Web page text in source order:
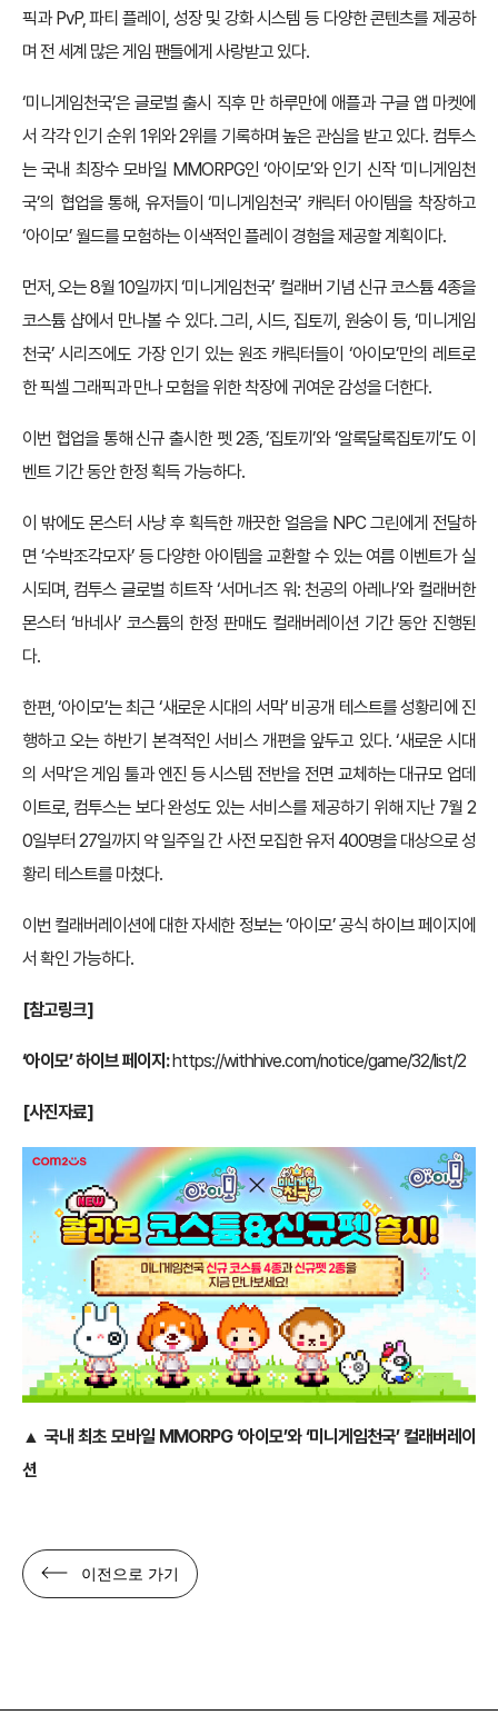
픽과 PvP, 파티 플레이, 성장 및 강화 시스템 등 다양한 콘텐츠를 제공하
며 전 세계 많은 게임 팬들에게 사랑받고 있다.
‘미니게임천국’은 글로벌 출시 직후 만 하루만에 애플과 구글 앱 마켓에
서 각각 인기 순위 1위와 2위를 기록하며 높은 관심을 받고 있다. 컴투스
는 국내 최장수 모바일 MMORPG인 ‘아이모’와 인기 신작 ‘미니게임천
국’의 협업을 통해, 유저들이 ‘미니게임천국’ 캐릭터 아이템을 착장하고
‘아이모’ 월드를 모험하는 이색적인 플레이 경험을 제공할 계획이다.
먼저, 오는 8월 10일까지 ‘미니게임천국’ 컬래버 기념 신규 코스튬 4종을
코스튬 샵에서 만나볼 수 있다. 그리, 시드, 집토끼, 원숭이 등, ‘미니게임
천국’ 시리즈에도 가장 인기 있는 원조 캐릭터들이 ‘아이모’만의 레트로
한 픽셀 그래픽과 만나 모험을 위한 착장에 귀여운 감성을 더한다.
이번 협업을 통해 신규 출시한 펫 2종, ‘집토끼’와 ‘알록달록집토끼’도 이
벤트 기간 동안 한정 획득 가능하다.
이 밖에도 몬스터 사냥 후 획득한 깨끗한 얼음을 NPC 그린에게 전달하
면 ‘수박조각모자’ 등 다양한 아이템을 교환할 수 있는 여름 이벤트가 실
시되며, 컴투스 글로벌 히트작 ‘서머너즈 워: 천공의 아레나’와 컬래버한
몬스터 ‘바네사’ 코스튬의 한정 판매도 컬래버레이션 기간 동안 진행된
다.
한편, ‘아이모’는 최근 ‘새로운 시대의 서막’ 비공개 테스트를 성황리에 진
행하고 오는 하반기 본격적인 서비스 개편을 앞두고 있다. ‘새로운 시대
의 서막’은 게임 툴과 엔진 등 시스템 전반을 전면 교체하는 대규모 업데
이트로, 컴투스는 보다 완성도 있는 서비스를 제공하기 위해 지난 7월 2
0일부터 27일까지 약 일주일 간 사전 모집한 유저 400명을 대상으로 성
황리 테스트를 마쳤다.
이번 컬래버레이션에 대한 자세한 정보는 ‘아이모’ 공식 하이브 페이지에
서 확인 가능하다.
[참고링크]
‘아이모’ 하이브 페이지: https://withhive.com/notice/game/32/list/2
[사진자료]
▲ 국내 최초 모바일 MMORPG ‘아이모’와 ‘미니게임천국’ 컬래버레이
션
이전으로 가기